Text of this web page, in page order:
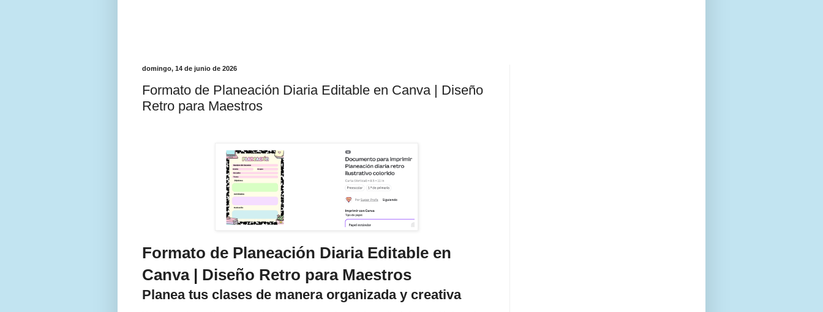
domingo, 14 de junio de 2026
Formato de Planeación Diaria Editable en Canva | Diseño
Retro para Maestros
Formato de Planeación Diaria Editable en
Canva | Diseño Retro para Maestros
Planea tus clases de manera organizada y creativa